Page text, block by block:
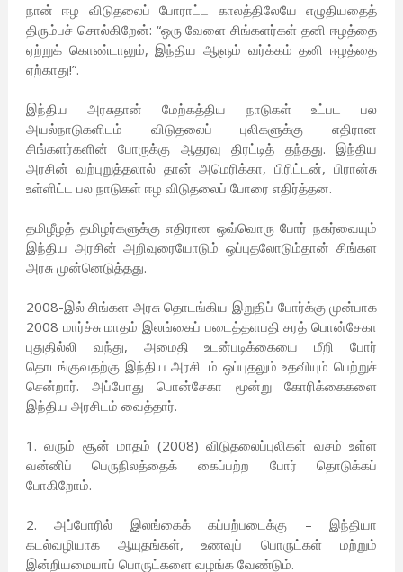
நான் ஈழ விடுதலைப் போராட்ட காலத்திலேயே எழுதியதைத்
திரும்பச் சொல்கிறேன்: “ஒரு வேளை சிங்களர்கள் தனி ஈழத்தை
ஏற்றுக் கொண்டாலும், இந்திய ஆளும் வர்க்கம் தனி ஈழத்தை
ஏற்காது!”.
இந்திய அரசுதான் மேற்கத்திய நாடுகள் உட்பட பல
அயல்நாடுகளிடம் விடுதலைப் புலிகளுக்கு எதிரான
சிங்களர்களின் போருக்கு ஆதரவு திரட்டித் தந்தது. இந்திய
அரசின் வற்புறுத்தலால் தான் அமெரிக்கா, பிரிட்டன், பிரான்சு
உள்ளிட்ட பல நாடுகள் ஈழ விடுதலைப் போரை எதிர்த்தன.
தமிழீழத் தமிழர்களுக்கு எதிரான ஒவ்வொரு போர் நகர்வையும்
இந்திய அரசின் அறிவுரையோடும் ஒப்புதலோடும்தான் சிங்கள
அரசு முன்னெடுத்தது.
2008-இல் சிங்கள அரசு தொடங்கிய இறுதிப் போர்க்கு முன்பாக
2008 மார்ச்சு மாதம் இலங்கைப் படைத்தளபதி சரத் பொன்சேகா
புதுதில்லி வந்து, அமைதி உடன்படிக்கையை மீறி போர்
தொடங்குவதற்கு இந்திய அரசிடம் ஒப்புதலும் உதவியும் பெற்றுச்
சென்றார். அப்போது பொன்சேகா மூன்று கோரிக்கைகளை
இந்திய அரசிடம் வைத்தார்.
1. வரும் சூன் மாதம் (2008) விடுதலைப்புலிகள் வசம் உள்ள
வன்னிப் பெருநிலத்தைக் கைப்பற்ற போர் தொடுக்கப்
போகிறோம்.
2. அப்போரில் இலங்கைக் கப்பற்படைக்கு – இந்தியா
கடல்வழியாக ஆயுதங்கள், உணவுப் பொருட்கள் மற்றும்
இன்றியமையாப் பொருட்களை வழங்க வேண்டும்.